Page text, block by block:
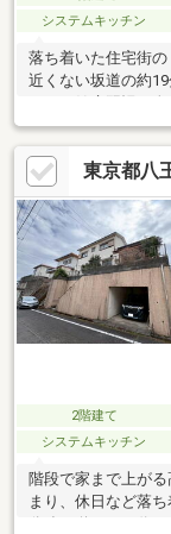
システムキッチン
落ち着いた住宅街
近くない坂道の約
のは自然素材の豊
垢床が迎えてくれ
イント・売り主物
為、即引越可、基
ム完了予定、以下
ッチン・浴室・洗
具も交換国産ワン
東京都八
2階建て
システムキッチン
階段で家まで上が
まり、休日など落